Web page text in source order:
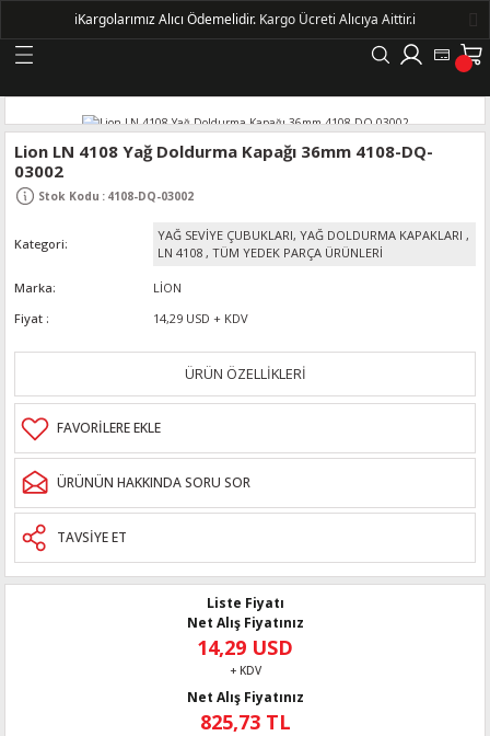
Geri Dön
Lion LN 4108 Yağ Doldurma Kapağı 36mm 4108-DQ-
03002
Stok Kodu : 4108-DQ-03002
Kategori
YAĞ SEVİYE ÇUBUKLARI, YAĞ DOLDURMA KAPAKLARI ,
LN 4108 , TÜM YEDEK PARÇA ÜRÜNLERİ
Marka
LİON
Fiyat
14,29 USD + KDV
ÜRÜN ÖZELLİKLERİ
ÜRÜNÜN HAKKINDA SORU SOR
TAVSİYE ET
Liste Fiyatı
Net Alış Fiyatınız
14,29 USD
+ KDV
Net Alış Fiyatınız
825,73 TL
ℹ️Kargolarımız Alıcı Ödemelidir. Kargo Ücreti Alıcıya Aittir.ℹ️